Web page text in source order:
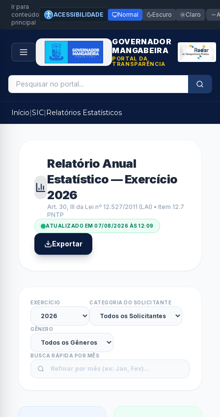
Ir para
conteúdo
principal
ACESSIBILIDADE Normal Escuro Claro
GOVERNADOR
MANGABEIRA
PORTAL DA
TRANSPARÊNCIA
Início|SIC| Relatórios Estatísticos
Relatório Anual
Estatístico — Exercício
2026
Art. 30, III da Lei nº 12.527/2011 (LAI) • Item 12.7
PNTP
ATUALIZADO EM07/08/2026 ÀS 12:09
Exportar
EXERCÍCIO CATEGORIA DO SOLICITANTE
GÊNERO
BUSCA RÁPIDA POR MÊS